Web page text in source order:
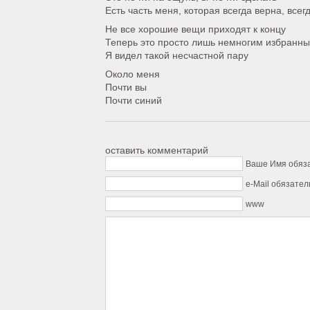
Есть часть меня, которая всегда верна,
Не все хорошие вещи приходят к концу
Теперь это просто лишь немногим
Я видел такой несчастной пару
Около меня
Почти вы
Почти синий
оставить комментарий
Ваше Имя
e-Mail
www